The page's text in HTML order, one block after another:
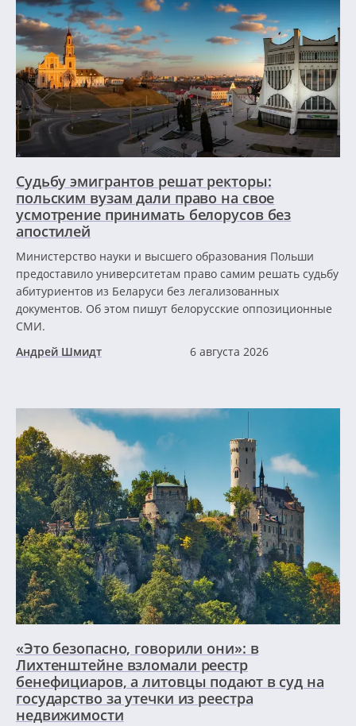
Судьбу эмигрантов решат ректоры:
польским вузам дали право на свое
усмотрение принимать белорусов без
апостилей
Министерство науки и высшего образования Польши
предоставило университетам право самим решать судьбу
абитуриентов из Беларуси без легализованных
документов. Об этом пишут белорусские оппозиционные
СМИ.
Андрей Шмидт
6 августа 2026
«Это безопасно, говорили они»: в
Лихтенштейне взломали реестр
бенефициаров, а литовцы подают в суд на
государство за утечки из реестра
недвижимости